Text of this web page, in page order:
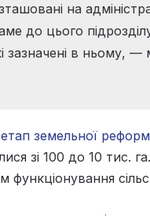
на
до цього
зазначені в ньому,
земельної
зі 100 до 10 тис.